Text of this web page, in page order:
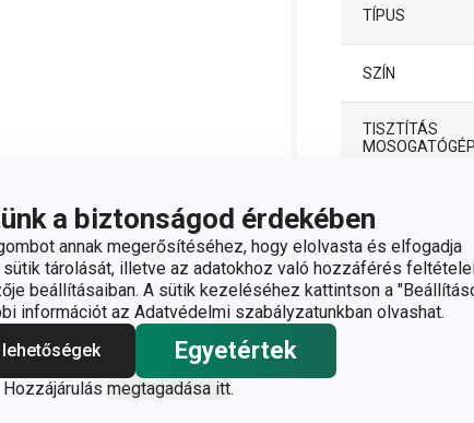
a biztonságod érdekében
annak megerősítéséhez, hogy elolvasta és elfogadja
tárolását, illetve az adatokhoz való hozzáférés
beállításaiban. A sütik kezeléséhez kattintson a
információt az Adatvédelmi szabályzatunkban olvashat.
Egyetértek
Hozzájárulás megtagadása itt.
TÍPUS
SZÍN
TISZTÍTÁS
A GARANCIÁLIS
IDŐSZAK